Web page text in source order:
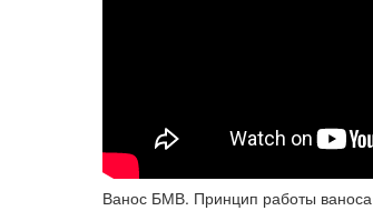
Ванос БМВ. Принцип работы ваноса